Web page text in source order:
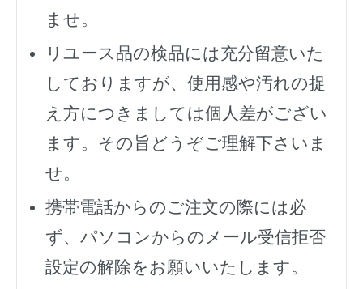
ませ。
リユース品の検品には充分留意いた
しておりますが、使用感や汚れの捉
え方につきましては個人差がござい
ます。その旨どうぞご理解下さいま
せ。
携帯電話からのご注文の際には必
ず、 パソコンからのメール受信拒否
設定の解除をお願いいたします。